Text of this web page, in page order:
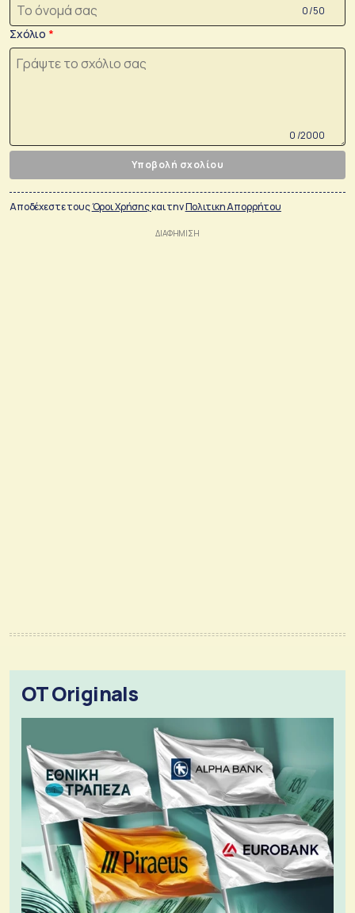
0 /50
Σχόλιο
0 /2000
Υποβολή σχολίου
Αποδέχεστε τουςΌροι Χρήσηςκαι τηνΠολιτικη Απορρήτου
OT Originals